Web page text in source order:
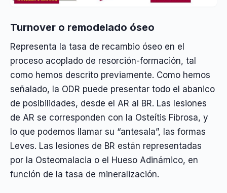
Turnover o remodelado óseo
Representa la tasa de recambio óseo en el
proceso acoplado de resorción-formación, tal
como hemos descrito previamente. Como hemos
señalado, la ODR puede presentar todo el abanico
de posibilidades, desde el AR al BR. Las lesiones
de AR se corresponden con la Osteítis Fibrosa, y
lo que podemos llamar su “antesala”, las formas
Leves. Las lesiones de BR están representadas
por la Osteomalacia o el Hueso Adinámico, en
función de la tasa de mineralización.